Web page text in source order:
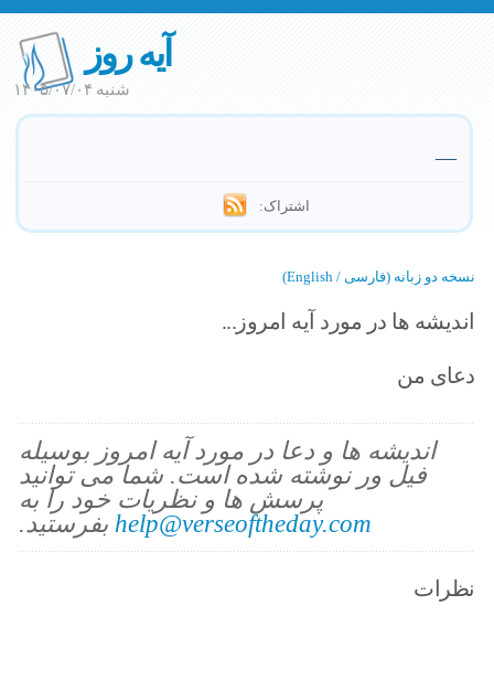
آیه روز
شنبه ۱۴۰۵/۰۷/۰۴
—
اشتراک:
نسخه دو زبانه (فارسی / English)
اندیشه ها در مورد آیه امروز...
دعای من
اندیشه ها و دعا در مورد آیه امروز بوسیله
فیل ور نوشته شده است. شما می توانید
پرسش ها و نظریات خود را به
help@verseoftheday.com بفرستید.
نظرات